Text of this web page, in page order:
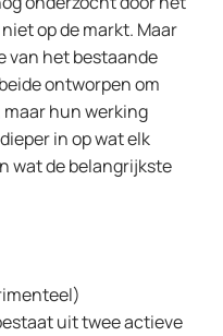
op de markt. Maar
van het bestaande
ontworpen om
hun werking
in op wat elk
wat de belangrijkste
uit twee actieve